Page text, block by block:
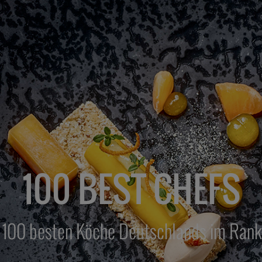
100 BEST CHEFS
besten Köche Deutschlands im